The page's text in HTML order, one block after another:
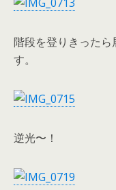
階段を登りきった
す。
逆光〜！